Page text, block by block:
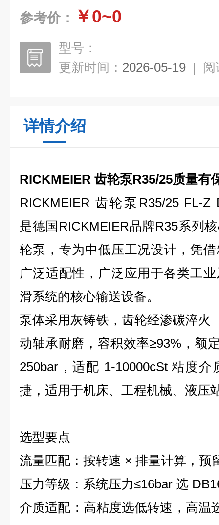
参考价： ￥0~0
型号：
更新时间： 2026-05-19 | 阅
详情介绍
RICKMEIER 齿轮泵R35/25质量有
RICKMEIER 齿轮泵R35/25 FL-Z
是德国RICKMEIER品牌R35系列
轮泵，专为中低压工况设计，凭
广泛适配性，广泛应用于各类工
滑系统的核心输送设备。
泵体采用灰铸铁，齿轮经渗碳淬火
动轴承耐磨，容积效率≥93%，额
250bar，适配 1-10000cSt 粘度
捷，适用于机床、工程机械、液压
选型要点
流量匹配：按转速 × 排量计算，预
压力等级：系统压力≤16bar 选
介质适配：高粘度选低转速，高温